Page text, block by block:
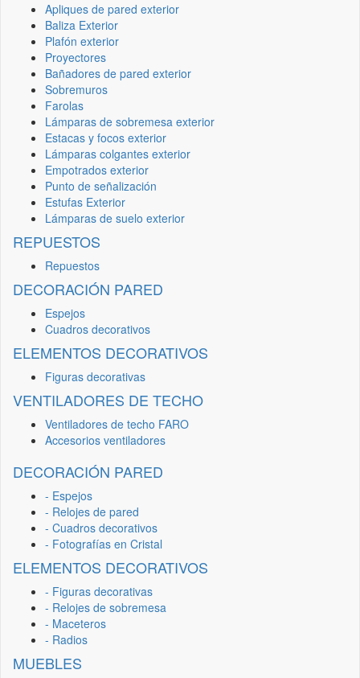
Apliques de pared exterior
Baliza Exterior
Plafón exterior
Proyectores
Bañadores de pared exterior
Sobremuros
Farolas
Lámparas de sobremesa exterior
Estacas y focos exterior
Lámparas colgantes exterior
Empotrados exterior
Punto de señalización
Estufas Exterior
Lámparas de suelo exterior
REPUESTOS
Repuestos
DECORACIÓN PARED
Espejos
Cuadros decorativos
ELEMENTOS DECORATIVOS
Figuras decorativas
VENTILADORES DE TECHO
Ventiladores de techo FARO
Accesorios ventiladores
DECORACIÓN PARED
- Espejos
- Relojes de pared
- Cuadros decorativos
- Fotografías en Cristal
ELEMENTOS DECORATIVOS
- Figuras decorativas
- Relojes de sobremesa
- Maceteros
- Radios
MUEBLES